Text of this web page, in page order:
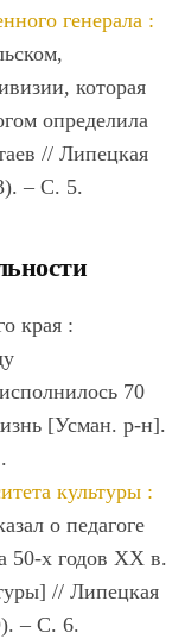
генерала :
которая
определила
// Липецкая
– С. 5.
края :
70
[Усман. р-н].
культуры :
о педагоге
50-х годов XX в.
// Липецкая
– С. 6.